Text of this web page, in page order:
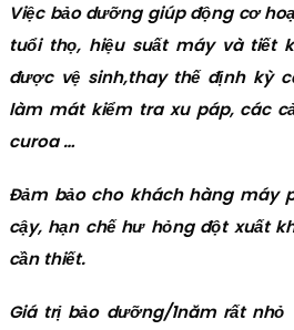
Việc bảo dưỡng giúp động cơ
tuổi thọ, hiệu suất máy và tiết
được vệ sinh,thay thế định kỳ
làm mát kiểm tra xu páp, các
curoa …
Đảm bảo cho khách hàng máy
cậy, hạn chế hư hỏng đột xuất
cần thiết.
Giá trị bảo dưỡng/1năm rất